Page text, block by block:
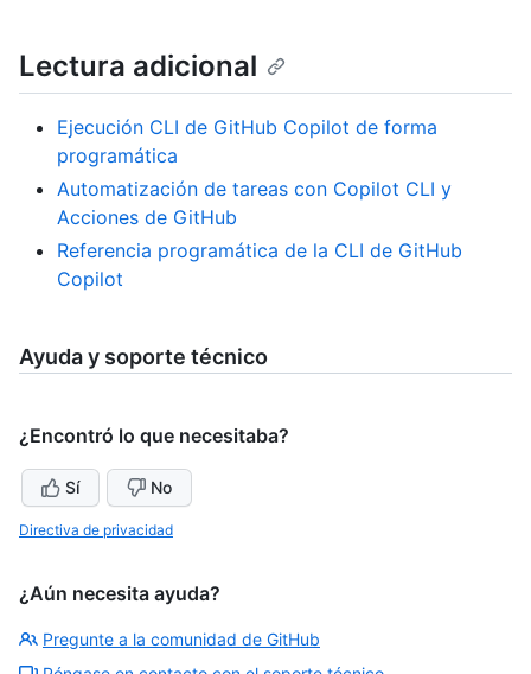
Lectura adicional
Ejecución CLI de GitHub Copilot de forma
programática
Automatización de tareas con Copilot CLI y
Acciones de GitHub
Referencia programática de la CLI de GitHub
Copilot
Ayuda y soporte técnico
¿Encontró lo que necesitaba?
Sí No
Directiva de privacidad
¿Aún necesita ayuda?
Pregunte a la comunidad de GitHub